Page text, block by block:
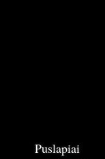
Puslapiai